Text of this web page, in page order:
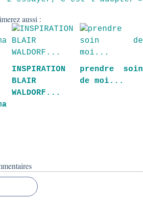
aussi :
INSPIRATION
BLAIR
WALDORF...
prendre soin
de moi...